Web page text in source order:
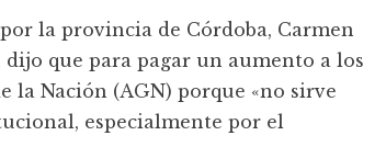
la provincia de Córdoba, Carmen
que para pagar un aumento a los
Nación (AGN) porque «no sirve
especialmente por el